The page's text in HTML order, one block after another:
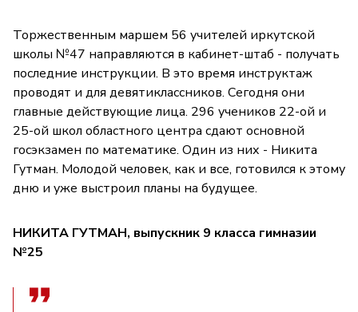
Торжественным маршем 56 учителей иркутской
школы №47 направляются в кабинет-штаб - получать
последние инструкции. В это время инструктаж
проводят и для девятиклассников. Сегодня они
главные действующие лица. 296 учеников 22-ой и
25-ой школ областного центра сдают основной
госэкзамен по математике. Один из них - Никита
Гутман. Молодой человек, как и все, готовился к этому
дню и уже выстроил планы на будущее.
НИКИТА ГУТМАН, выпускник 9 класса гимназии
№25